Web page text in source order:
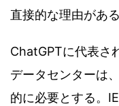
直接的な理由がある
ChatGPTに代表さ
データセンターは
的に必要とする。